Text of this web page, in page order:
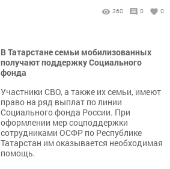
360 0 0
В Татарстане семьи мобилизованных
получают поддержку Социального
фонда
Участники СВО, а также их семьи, имеют
право на ряд выплат по линии
Социального фонда России. При
оформлении мер соцподдержки
сотрудниками ОСФР по Республике
Татарстан им оказывается необходимая
помощь.